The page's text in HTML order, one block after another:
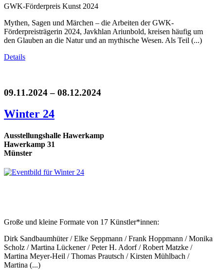
GWK-Förderpreis Kunst 2024
Mythen, Sagen und Märchen – die Arbeiten der GWK-
Förderpreisträgerin 2024, Javkhlan Ariunbold, kreisen häufig um
den Glauben an die Natur und an mythische Wesen. Als Teil (...)
Details
09.11.2024 – 08.12.2024
Winter 24
Ausstellungshalle Hawerkamp
Hawerkamp 31
Münster
Große und kleine Formate von 17 Künstler*innen:
Dirk Sandbaumhüter / Elke Seppmann / Frank Hoppmann / Monika
Scholz / Martina Lückener / Peter H. Adorf / Robert Matzke /
Martina Meyer-Heil / Thomas Prautsch / Kirsten Mühlbach /
Martina (...)